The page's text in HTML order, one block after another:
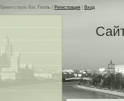
Приветствую Вас Гость Регистрация Вход